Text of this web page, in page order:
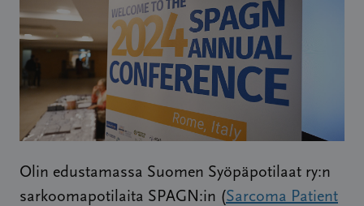
Olin edustamassa Suomen Syöpäpotilaat ry:n
sarkoomapotilaita SPAGN:in (Sarcoma Patient